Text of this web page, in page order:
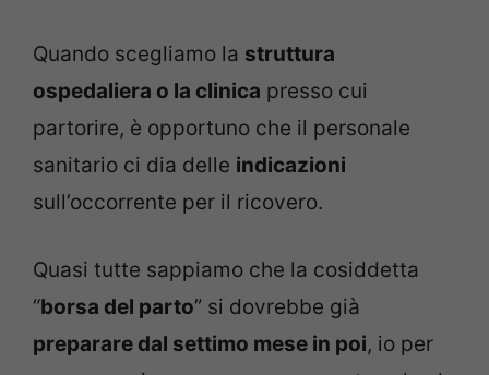
Quando scegliamo la struttura
ospedaliera o la clinica presso cui
partorire, è opportuno che il personale
sanitario ci dia delle indicazioni
sull’occorrente per il ricovero.
Quasi tutte sappiamo che la cosiddetta
“borsa del parto” si dovrebbe già
preparare dal settimo mese in poi, io per